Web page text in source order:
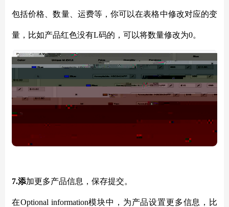
包括价格、数量、运费等，你可以在表格中修改对应的变
量，比如产品红色没有L码的，可以将数量修改为0。
7.添加更多产品信息，保存提交。
在Optional information模块中，为产品设置更多信息，比